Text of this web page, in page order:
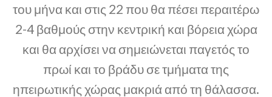
του μήνα και στις 22 που θα πέσει περαιτέρω
2-4 βαθμούς στην κεντρική και βόρεια χώρα
και θα αρχίσει να σημειώνεται παγετός το
πρωί και το βράδυ σε τμήματα της
ηπειρωτικής χώρας μακριά από τη θάλασσα.